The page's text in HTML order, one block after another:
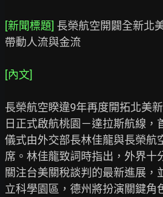
[新聞標題] 長榮航空開闢全新北
帶動人流與金流
[內文]
長榮航空睽違9年再度開拓北美
日正式啟航桃園－達拉斯航線，
儀式由外交部長林佳龍與長榮航
席。林佳龍致詞時指出，外界十
關注台美關稅談判的最新進展，
立科學園區，德州將扮演關鍵角